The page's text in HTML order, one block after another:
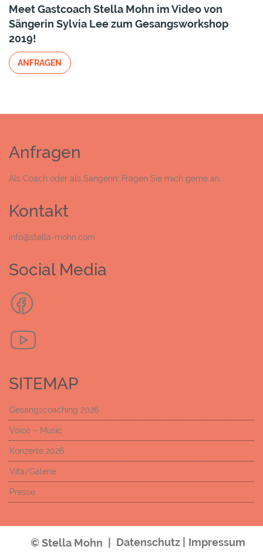
Meet Gastcoach Stella Mohn im Video von
Sängerin Sylvia Lee zum Gesangsworkshop
2019!
ANFRAGEN
Anfragen
Als Coach oder als Sängerin: Fragen Sie mich gerne an
Kontakt
info@stella-mohn.com
Social Media
SITEMAP
Gesangscoaching 2026
Voice – Music
Konzerte 2026
Vita/Galerie
Presse
© Stella Mohn Datenschutz | Impressum